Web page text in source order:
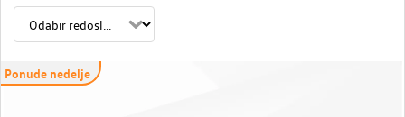
Ponude nedelje